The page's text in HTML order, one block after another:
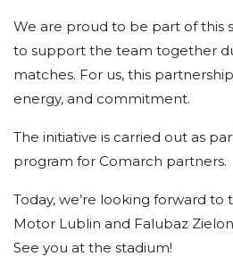
We are proud to be part of this
to support the team together
matches. For us, this
energy, and commitment.
The initiative is carried out as
program for Comarch partners.
Today, we’re looking forward
Motor Lublin and Falubaz
See you at the stadium!